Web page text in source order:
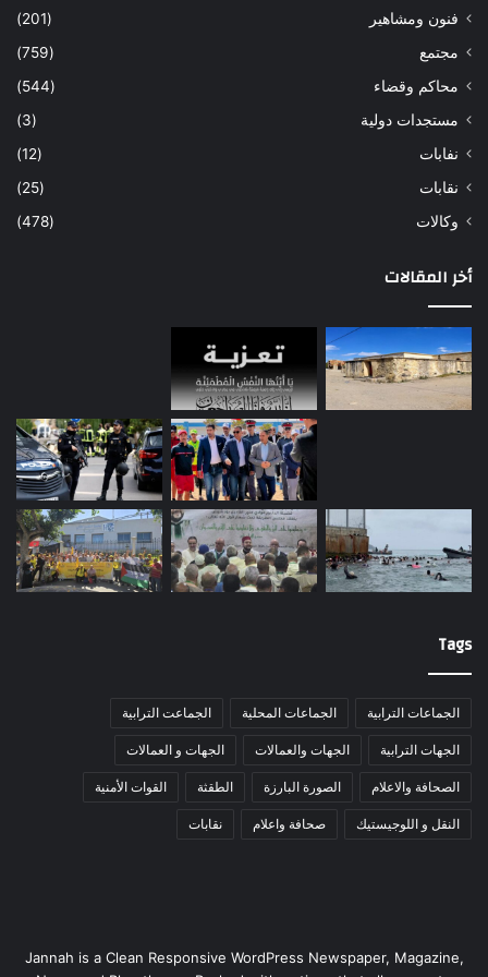
فنون ومشاهير
(201)
مجتمع
(759)
محاكم وقضاء
(544)
مستجدات دولية
(3)
نفابات
(12)
نقابات
(25)
وكالات
(478)
أخر المقالات
Tags
الجماعات الترابية الجماعات المحلية الجماعت الترابية
الجهات الترابية الجهات والعمالات الجهات و العمالات
الصحافة والاعلام الصورة البارزة الطقثة القوات الأمنية
النقل و اللوجيستيك صحافة واعلام نقابات
Jannah is a Clean Responsive WordPress Newspaper, Magazine,